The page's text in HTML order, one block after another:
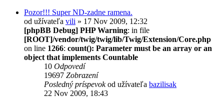
Pozor!!! Super ND-zadne ramena.
od užívateľa vili » 17 Nov 2009, 12:32
[phpBB Debug] PHP Warning: in file
[ROOT]/vendor/twig/twig/lib/Twig/Extension/Core.php
on line 1266: count(): Parameter must be an array or an
object that implements Countable
10 Odpovedí
19697 Zobrazení
Posledný príspevokod užívateľa bazilisak
22 Nov 2009, 18:43